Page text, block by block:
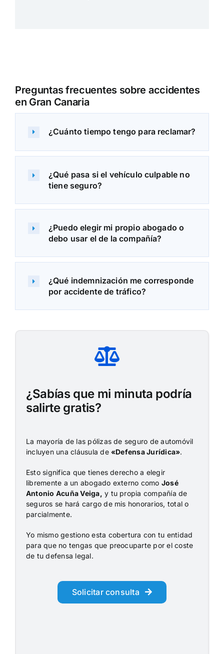
Preguntas frecuentes sobre accidentes
en Gran Canaria
¿Cuánto tiempo tengo para reclamar?
¿Qué pasa si el vehículo culpable no
tiene seguro?
¿Puedo elegir mi propio abogado o
debo usar el de la compañía?
¿Qué indemnización me corresponde
por accidente de tráfico?
¿Sabías que mi minuta podría
salirte gratis?
La mayoría de las pólizas de seguro de automóvil
incluyen una cláusula de «Defensa Jurídica».
Esto significa que tienes derecho a elegir
libremente a un abogado externo como José
Antonio Acuña Veiga, y tu propia compañía de
seguros se hará cargo de mis honorarios, total o
parcialmente.
Yo mismo gestiono esta cobertura con tu entidad
para que no tengas que preocuparte por el coste
de tu defensa legal.
Solicitar consulta